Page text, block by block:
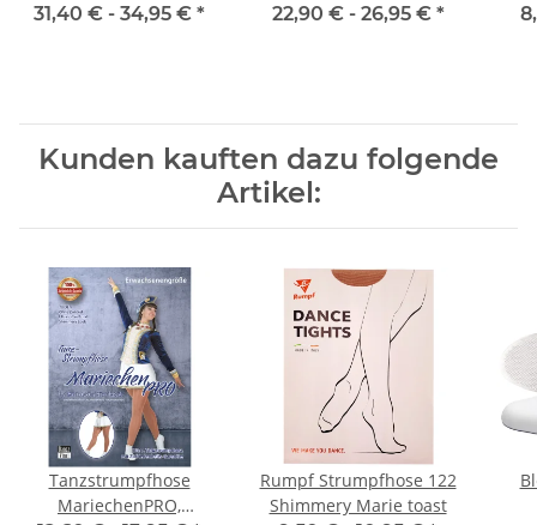
31,40 € - 34,95 € *
22,90 € - 26,95 € *
Kunden kauften dazu folgende
Artikel:
Tanzstrumpfhose
MariechenPRO,
Rumpf Strumpfhose 122
Shimmery Marie toast